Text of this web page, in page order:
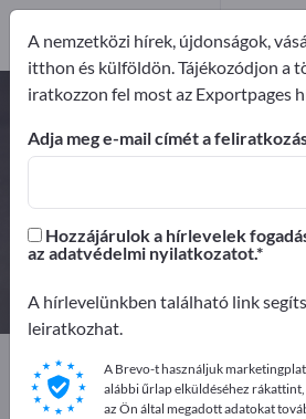
Sajtolási munkálatok
beszállítók keresése
Forgalmazó
Exportpages
Alkatrészek és
Beszállítói alkatrészek
Sajtolási
A nemzetközi hírek, újdonságok,
itthon és külföldön. Tájékozódjon a
iratkozzon fel most az Exportpages
Adja meg e-mail címét a
Hozzájárulok a hírlevelek
az adatvédelmi nyilatkozatot.
A hírlevelünkben található link
leiratkozhat.
A Brevo-t használjuk
alábbi űrlap elküldéséhez
az Ön által megadott adatokat